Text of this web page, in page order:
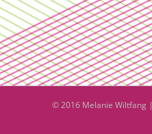
© 2016 Melanie Wiltfang |